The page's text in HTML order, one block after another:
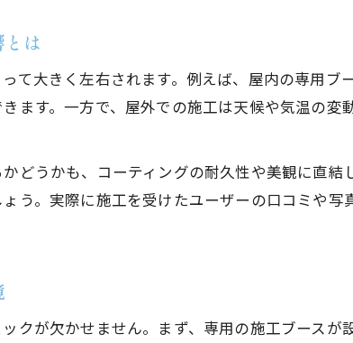
兵庫県洲本市で受けるコーティングのメリット
地域密着型コーティング店舗の強みを解説
洲本市でコーティングを選ぶ価値と理由
コーティングサービスで地域を選ぶ利点
メンテナンスで差がつくコーティング活用法
洲本市で受けられるメンテナンスサービスと
は
て大きく左右されます。例えば、屋内の専用
ます。一方で、屋外での施工は天候や気温の
どうかも、コーティングの耐久性や美観に直
う。実際に施工を受けたユーザーの口コミや
クが欠かせません。まず、専用の施工ブース